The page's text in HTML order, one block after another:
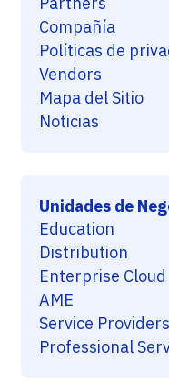
Compañía
Políticas de
Vendors
Mapa del Sitio
Noticias
Unidades de
Education
Distribution
Enterprise Cloud
AME
Service
Professional